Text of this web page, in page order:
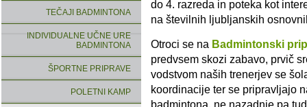
TEČAJI BADMINTONA
INDIVIDUALNE UČNE URE
BADMINTONA
ŠPORTNE PRIPRAVE
POLETNI KAMP
do 4. razreda in poteka kot
na številnih ljubljanskih
Otroci se na Badmintonski
predvsem skozi zabavo, prvič
vodstvom naših trenerjev se
koordinacije ter se pripravljajo
badmintona, ne nazadnje pa